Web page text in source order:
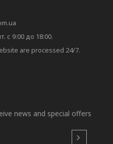
с 9:00 до 18:00.
are processed 24/7.
news and special offers